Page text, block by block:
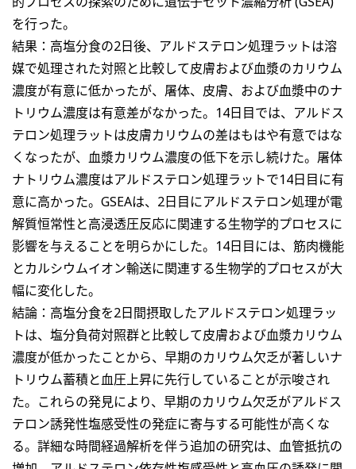
を行った。
結果：高塩分食の2日後、アルドステロン処理ラットは溶
媒で処理された対照と比較して皮膚および血漿のカリウム
濃度が有意に低かったが、屠体、皮膚、および血漿中のナ
トリウム濃度は有意差がなかった。14日目では、アルドス
テロン処理ラットは皮膚カリウムの差はもはや有意ではな
くなったが、血漿カリウム濃度の低下を示し続けた。屠体
ナトリウム濃度はアルドステロン処理ラットで14日目に有
意に高かった。GSEAは、2日目にアルドステロン処理が電
解質恒常性と高浸透圧反応に関連する生物学的プロセスに
影響を与えることを明らかにした。14日目には、筋肉機能
とカルシウムイオン輸送に関連する生物学的プロセスが大
幅に変化した。
結論：高塩分食を2日間摂取したアルドステロン処理ラッ
トは、塩分負荷対照群と比較して皮膚および血漿カリウム
濃度が低かったことから、早期のカリウム欠乏が著しいナ
トリウム蓄積と血圧上昇に先行していることが示唆され
た。これらの発見により、早期のカリウム欠乏がアルドス
テロン誘発性塩感受性の発症に寄与する可能性が高くな
る。詳細な時間経過解析を伴う追加の研究は、血管抵抗の